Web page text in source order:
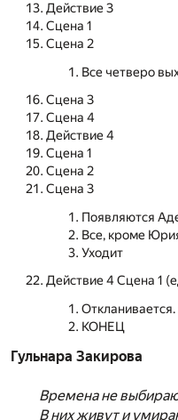
Действие 3
Сцена 1
Сцена 2
Все четверо
Сцена 3
Сцена 4
Действие 4
Сцена 1
Сцена 2
Сцена 3
Появляются
Все, кроме
Уходит
Действие 4 Сцена 1
Откланивается.
КОНЕЦ
Гульнара Закирова
Времена не
В них живут и